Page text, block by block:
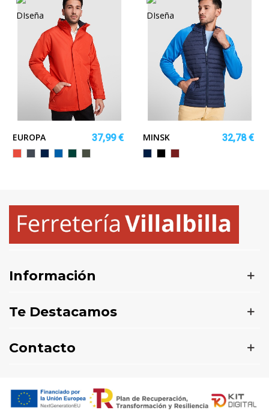
EUROPA
37,99 €
MINSK
32,78 €
Información
Te Destacamos
Contacto